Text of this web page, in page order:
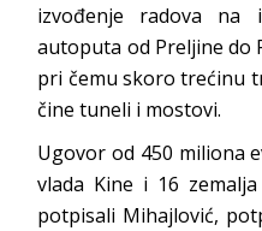
izvođenje radova na
autoputa od Preljine do
pri čemu skoro trećinu
čine tuneli i mostovi.
Ugovor od 450 miliona
vlada Kine i 16
potpisali Mihajlović,